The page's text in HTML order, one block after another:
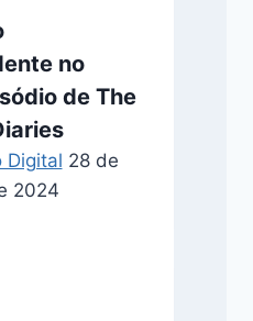
no
de The
Digital 28 de
2024